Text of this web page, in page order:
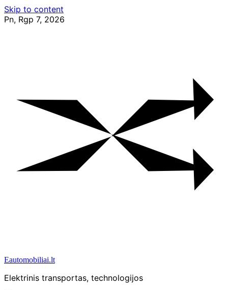
Skip to content
Pn, Rgp 7, 2026
Eautomobiliai.lt
Elektrinis transportas, technologijos